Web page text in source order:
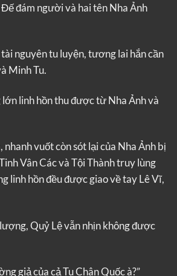
đám người và hai tên Nha Ảnh
nguyên tu luyện, tương lai hắn cần
Minh Tu.
linh hồn thu được từ Nha Ảnh và
vuốt còn sót lại của Nha Ảnh bị
Vân Các và Tội Thành truy lùng
linh hồn đều được giao về tay Lê Vĩ,
Quỷ Lệ vẫn nhịn không được
giả của cả Tu Chân Quốc à?”